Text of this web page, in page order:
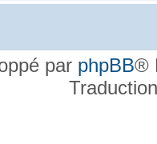
par phpBB®